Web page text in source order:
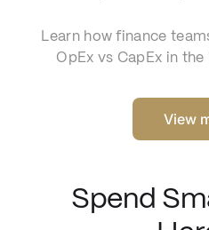
Learn how finance
OpEx vs CapEx in
View
Spend